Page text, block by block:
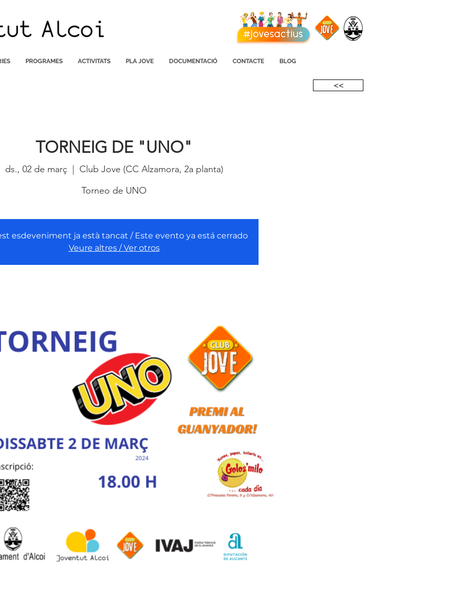
PROGRAMES ACTIVITATS PLA JOVE DOCUMENTACIÓ CONTACTE BLOG
<<
TORNEIG DE "UNO"
ds., 02 de març
  |
Club Jove (CC Alzamora, 2a planta)
Torneo de UNO
esdeveniment ja està tancat / Este evento ya está cerrado
Veure altres / Ver otros